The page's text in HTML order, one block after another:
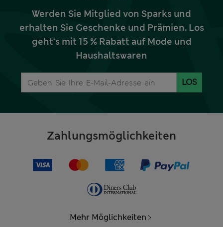
Werden Sie Mitglied von Sparks und
erhalten Sie Geschenke und Prämien. Los
geht‘s mit 15 % Rabatt auf Mode und
Haushaltswaren
LOS
Zahlungsmöglichkeiten
Mehr Möglichkeiten